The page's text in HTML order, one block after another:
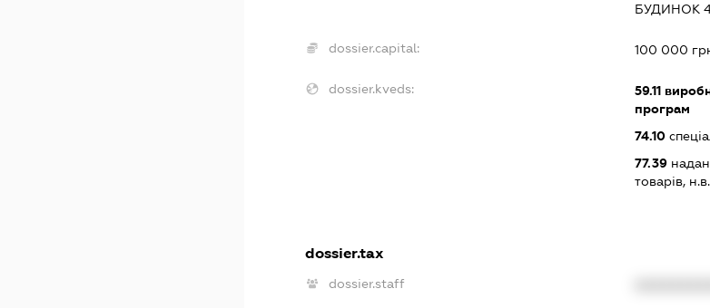
БУДИНОК
dossier.capital: 100 000
dossier.kveds: 59.11
програм
74.10
77.39
товарів,
dossier.tax
dossier.staff